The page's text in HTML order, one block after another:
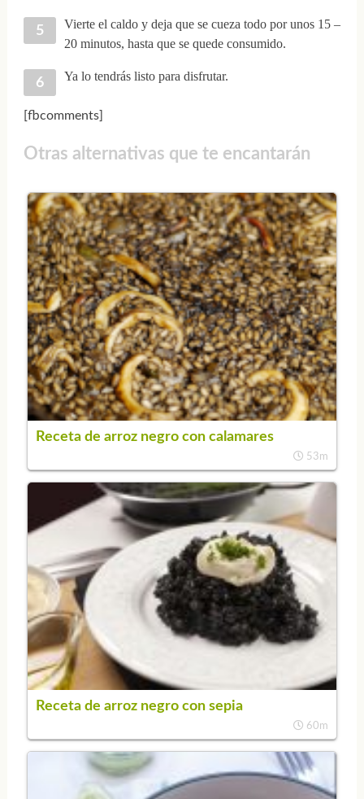
Vierte el caldo y deja que se cueza todo por unos 15 –
20 minutos, hasta que se quede consumido.
Ya lo tendrás listo para disfrutar.
[fbcomments]
Otras alternativas que te encantarán
Receta de arroz negro con calamares
53m
Receta de arroz negro con sepia
60m